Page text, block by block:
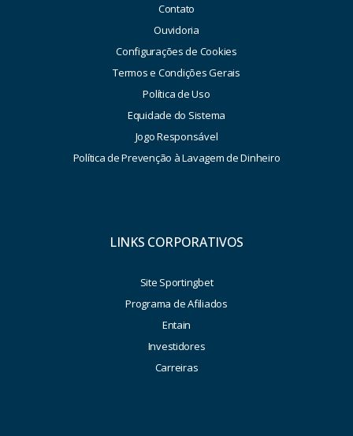
Contato
Ouvidoria
Configurações de Cookies
Termos e Condições Gerais
Política de Uso
Equidade do Sistema
Jogo Responsável
Política de Prevenção à Lavagem de Dinheiro
LINKS CORPORATIVOS
Site Sportingbet
Programa de Afiliados
Entain
Investidores
Carreiras